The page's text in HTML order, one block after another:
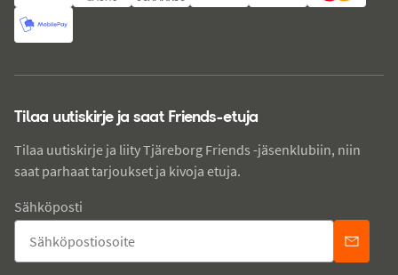
Tilaa uutiskirje ja saat Friends-etuja
Tilaa uutiskirje ja liity Tjäreborg Friends -jäsenklubiin, niin
saat parhaat tarjoukset ja kivoja etuja.
Sähköposti